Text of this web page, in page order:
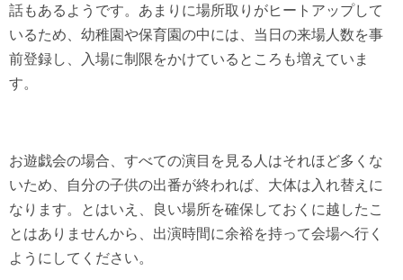
話もあるようです。あまりに場所取りがヒートアップして
いるため、幼稚園や保育園の中には、当日の来場人数を事
前登録し、入場に制限をかけているところも増えていま
す。
お遊戯会の場合、すべての演目を見る人はそれほど多くな
いため、自分の子供の出番が終われば、大体は入れ替えに
なります。とはいえ、良い場所を確保しておくに越したこ
とはありませんから、出演時間に余裕を持って会場へ行く
ようにしてください。